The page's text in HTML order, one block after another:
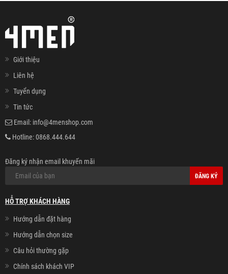
Giới thiệu
Liên hệ
Tuyển dụng
Tin tức
Email: info@4menshop.com
Hotline:0868.444.644
Đăng ký nhận email khuyến mãi
ĐĂNG KÝ
HỖ TRỢ KHÁCH HÀNG
Hướng dẫn đặt hàng
Hướng dẫn chọn size
Câu hỏi thường gặp
Chính sách khách VIP